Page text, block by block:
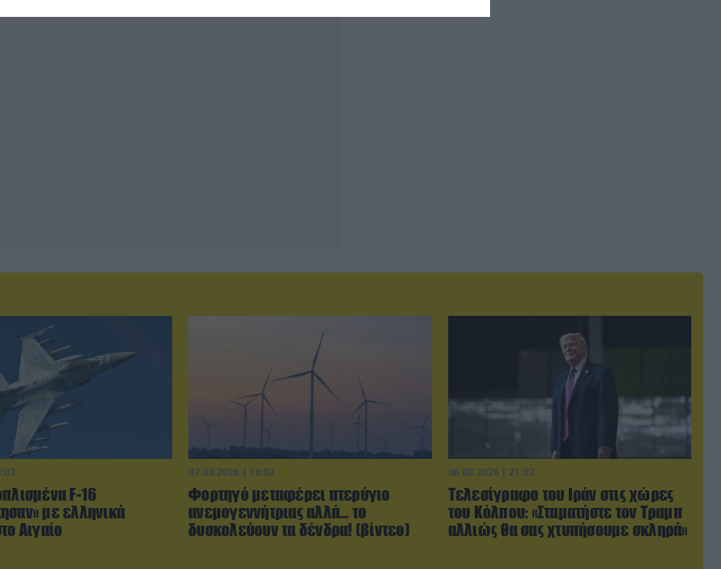
F-16
με ελληνικά
Αιγαίο
07.08.2026 | 16:02
Φορτηγό μεταφέρει πτερύγιο
ανεμογεννήτριας αλλά… το
δυσκολεύουν τα δένδρα! (βίντεο)
06.08.2026 | 21:02
Τελεσίγραφο του Ιράν στις χώρες
του Κόλπου: «Σταματήστε τον Τραμπ
αλλιώς θα σας χτυπήσουμε σκληρά»